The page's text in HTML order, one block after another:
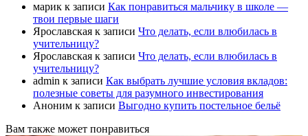
марик к записи Как понравиться мальчику в школе —
твои первые шаги
Ярославская к записи Что делать, если влюбилась в
учительницу?
Ярославская к записи Что делать, если влюбилась в
учительницу?
admin к записи Как выбрать лучшие условия вкладов:
полезные советы для разумного инвестирования
Аноним к записи Выгодно купить постельное бельё
Вам также может понравиться